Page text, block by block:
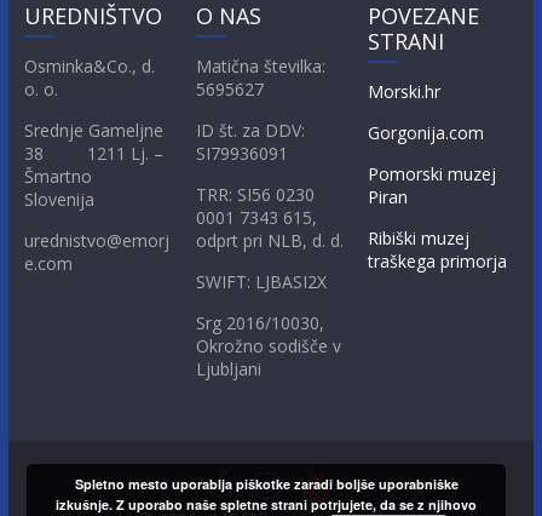
UREDNIŠTVO
Osminka&Co., d.
o. o.
Srednje Gameljne
38 1211 Lj. –
Šmartno
Slovenija
urednistvo@emorj
e.com
O NAS
Matična številka:
5695627
ID št. za DDV:
SI79936091
TRR: SI56 0230
0001 7343 615,
odprt pri NLB, d. d.
SWIFT: LJBASI2X
Srg 2016/10030,
Okrožno sodišče v
Ljubljani
POVEZANE
STRANI
Morski.hr
Gorgonija.com
Pomorski muzej
Piran
Ribiški muzej
traškega primorja
Spletno mesto uporablja piškotke zaradi boljše uporabniške
izkušnje. Z uporabo naše spletne strani potrjujete, da se z njihovo